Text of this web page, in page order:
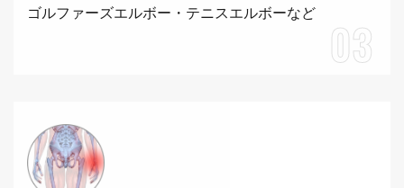
ゴルファーズエルボー・テニスエルボーなど
03